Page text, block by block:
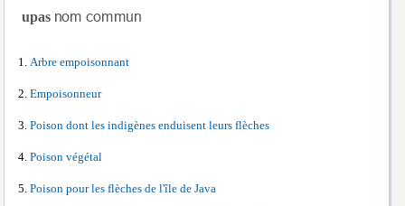
upas
Arbre empoisonnant
Empoisonneur
Poison dont les indigènes enduisent leurs flèches
Poison végétal
Poison pour les flèches de l'île de Java